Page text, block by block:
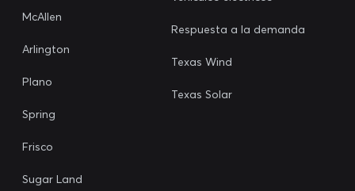
McAllen
Arlington
Plano
Spring
Frisco
Sugar Land
Respuesta a la demanda
Texas Wind
Texas Solar